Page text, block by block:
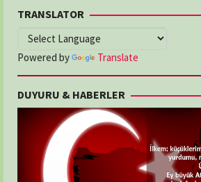
TRANSLATOR
Powered by Translate
DUYURU & HABERLER